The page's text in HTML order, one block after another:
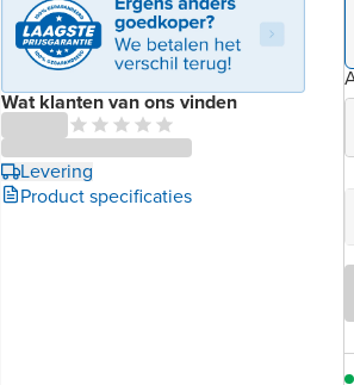
Wat klanten van ons vinden
Levering
Product specificaties